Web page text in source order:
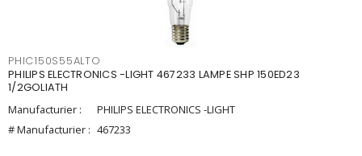
PHIC150S55ALTO
PHILIPS ELECTRONICS -LIGHT 467233 LAMPE SHP 150ED23
1/2GOLIATH
Manufacturier :
PHILIPS ELECTRONICS -LIGHT
# Manufacturier : 467233